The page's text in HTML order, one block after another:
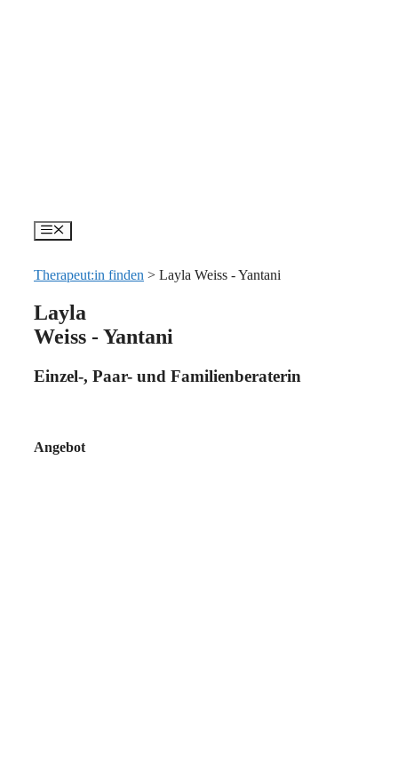
Menü
Therapeut:in finden > Layla Weiss - Yantani
Layla
Weiss - Yantani
Einzel-, Paar- und Familienberaterin
Angebot